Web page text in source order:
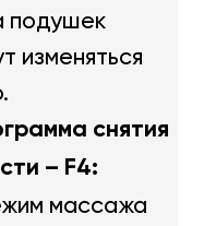
подушек
изменяться
снятия
– F4:
массажа